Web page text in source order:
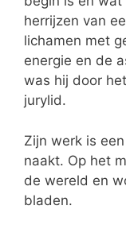
herrijzen van
lichamen met
energie en de
was hij door
jurylid.
Zijn werk is
naakt. Op het
de wereld en
bladen.